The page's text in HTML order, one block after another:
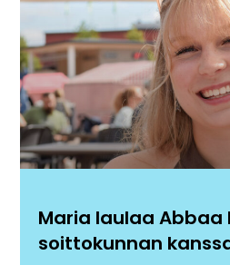
Maria laulaa Abbaa
soittokunnan